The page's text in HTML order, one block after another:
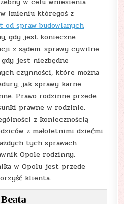
imieniu któregoś z
od spraw budowlanych
gdy jest konieczne
z sądem. sprawy cywilne
jest niezbędne
czynności, które można
jak sprawy karne
Prawo rodzinne przede
prawne w rodzinie.
z koniecznością
z małoletnimi dziećmi
tych sprawach
Opole rodzinny.
w Opolu jest przede
klienta.
Beata